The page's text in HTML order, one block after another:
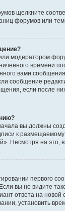
щелкните
форумов или тем
модератором
времени
вами
сообщение
если после
вы должны
к
Несмотря на
первого
вы не видите
ответа на новой
установить